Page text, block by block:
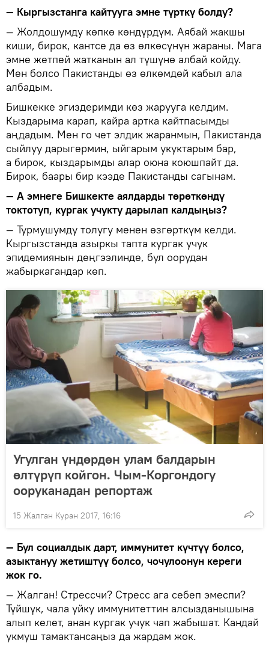
— Кыргызстанга кайтууга эмне түрткү болду?
— Жолдошумду көпкө көндүрдүм. Аябай жакшы
киши, бирок, кантсе да өз өлкөсүнүн жараны. Мага
эмне жетпей жатканын ал түшүнө албай койду.
Мен болсо Пакистанды өз өлкөмдөй кабыл ала
албадым.
Бишкекке эгиздеримди көз жарууга келдим.
Кыздарыма карап, кайра артка кайтпасымды
аңдадым. Мен го чет элдик жаранмын, Пакистанда
сыйлуу дарыгермин, ыйгарым укуктарым бар,
а бирок, кыздарымды алар оюна коюшпайт да.
Бирок, баары бир кээде Пакистанды сагынам.
— А эмнеге Бишкекте аялдарды төрөткөндү
токтотуп, кургак учукту дарылап калдыңыз?
— Турмушумду толугу менен өзгөрткүм келди.
Кыргызстанда азыркы тапта кургак учук
эпидемиянын деңгээлинде, бул оорудан
жабыркагандар көп.
Угулган үндөрдөн улам балдарын
өлтүрүп койгон. Чым-Коргондогу
ооруканадан репортаж
15 Жалган Куран 2017, 16:16
— Бул социалдык дарт, иммунитет күчтүү болсо,
азыктануу жетиштүү болсо, чочулоонун кереги
жок го.
— Жалган! Стрессчи? Стресс ага себеп эмеспи?
Түйшүк, чала уйку иммунитеттин алсызданышына
алып келет, анан кургак учук чап жабышат. Кандай
укмуш тамактансаңыз да жардам жок.